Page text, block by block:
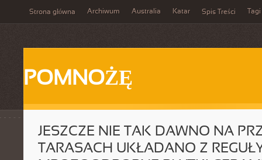
Strona główna Archiwum Australia Katar Spis Treści Tagi
POMNOŻĘ
JESZCZE NIE TAK DAWNO NA
TARASACH UKŁADANO Z